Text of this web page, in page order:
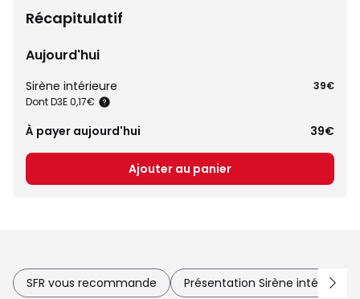
Récapitulatif
Aujourd'hui
Sirène intérieure
Dont D3E 0,17€
39€
À payer aujourd'hui 39€
Ajouter au panier
SFR vous recommande Présentation Sirène intérieure